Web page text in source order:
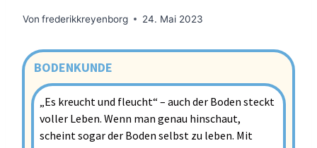
Von frederikkreyenborg 24. Mai 2023
BODENKUNDE
„Es kreucht und fleucht“ – auch der Boden steckt
voller Leben. Wenn man genau hinschaut,
scheint sogar der Boden selbst zu leben. Mit